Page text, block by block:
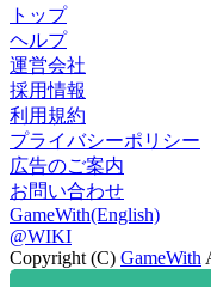
トップ
ヘルプ
運営会社
採用情報
利用規約
プライバシーポリシー
広告のご案内
お問い合わせ
GameWith(English)
@WIKI
Copyright (C) GameWith